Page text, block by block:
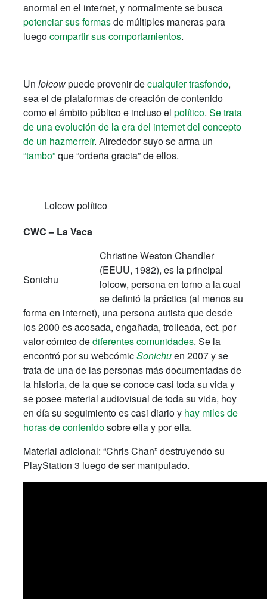
anormal en el internet, y normalmente se busca
potenciar sus formasde múltiples maneras para
luegocompartir sus comportamientos.
Un lolcowpuede provenir decualquier trasfondo,
sea el de plataformas de creación de contenido
como el ámbito público e incluso el político. Se trata
de una evolución de la era del internet del concepto
de un hazmerreír. Alrededor suyo se arma un
“tambo”que “ordeña gracia” de ellos.
Lolcow político
CWC – La Vaca
Sonichu
Christine Weston Chandler
(EEUU, 1982), es la principal
lolcow, persona en torno a la cual
se definió la práctica (al menos su
forma en internet), una persona autista que desde
los 2000 es acosada, engañada, trolleada, ect. por
valor cómico dediferentes comunidades. Se la
encontró por su webcómicSonichuen 2007 y se
trata de una de las personas más documentadas de
la historia, de la que se conoce casi toda su vida y
se posee material audiovisual de toda su vida, hoy
en día su seguimiento es casi diario y hay miles de
horas de contenidosobre ella y por ella.
Material adicional: “Chris Chan” destruyendo su
PlayStation 3 luego de ser manipulado.